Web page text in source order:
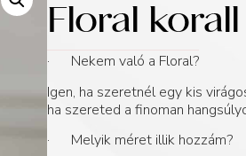
Floral korall
· Nekem való a Floral?
Igen, ha szeretnél egy kis
ha szereted a finoman
· Melyik méret illik hozzám?